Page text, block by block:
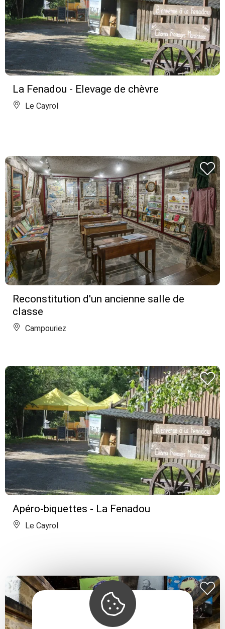
La Fenadou - Elevage de chèvre
Le Cayrol
Reconstitution d'un ancienne salle de
classe
Campouriez
Apéro-biquettes - La Fenadou
Le Cayrol